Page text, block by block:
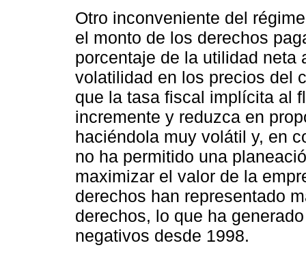
Otro inconveniente del
el monto de los derechos
porcentaje de la utilidad neta
volatilidad en los precios del
que la tasa fiscal implícita al
incremente y reduzca en
haciéndola muy volátil y, en
no ha permitido una
maximizar el valor de la
derechos han representado
derechos, lo que ha
negativos desde 1998.